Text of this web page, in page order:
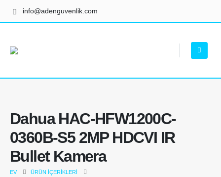
info@adenguvenlik.com
Dahua HAC-HFW1200C-
0360B-S5 2MP HDCVI IR
Bullet Kamera
EV ÜRÜN İÇERIKLERI